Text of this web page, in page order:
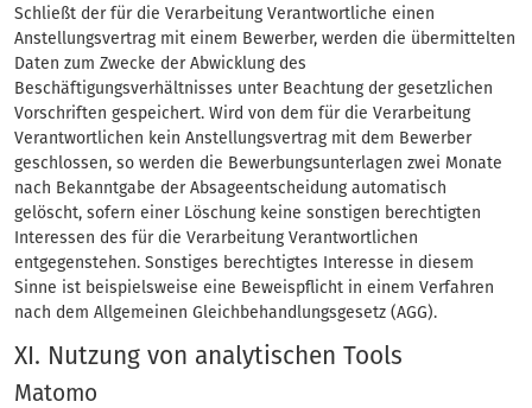
Schließt der für die Verarbeitung Verantwortliche einen
Anstellungsvertrag mit einem Bewerber, werden die übermittelten
Daten zum Zwecke der Abwicklung des
Beschäftigungsverhältnisses unter Beachtung der gesetzlichen
Vorschriften gespeichert. Wird von dem für die Verarbeitung
Verantwortlichen kein Anstellungsvertrag mit dem Bewerber
geschlossen, so werden die Bewerbungsunterlagen zwei Monate
nach Bekanntgabe der Absageentscheidung automatisch
gelöscht, sofern einer Löschung keine sonstigen berechtigten
Interessen des für die Verarbeitung Verantwortlichen
entgegenstehen. Sonstiges berechtigtes Interesse in diesem
Sinne ist beispielsweise eine Beweispflicht in einem Verfahren
nach dem Allgemeinen Gleichbehandlungsgesetz (AGG).
XI. Nutzung von analytischen Tools
Matomo